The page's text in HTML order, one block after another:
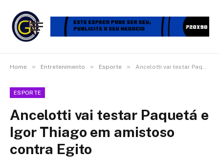
Home » Entretenimento » Esporte » Ancelotti vai testar Paquetá e Igor Thiago em amistoso contra Egito
ESPORTE
Ancelotti vai testar Paquetá e
Igor Thiago em amistoso
contra Egito